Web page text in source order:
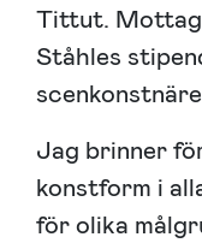
Tittut.
Ståhles
Jag brinner
konstform i
för olika